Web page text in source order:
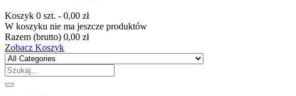
Koszyk 0 szt. - 0,00 zł
W koszyku nie ma jeszcze produktów
Razem (brutto) 0,00 zł
Zobacz Koszyk